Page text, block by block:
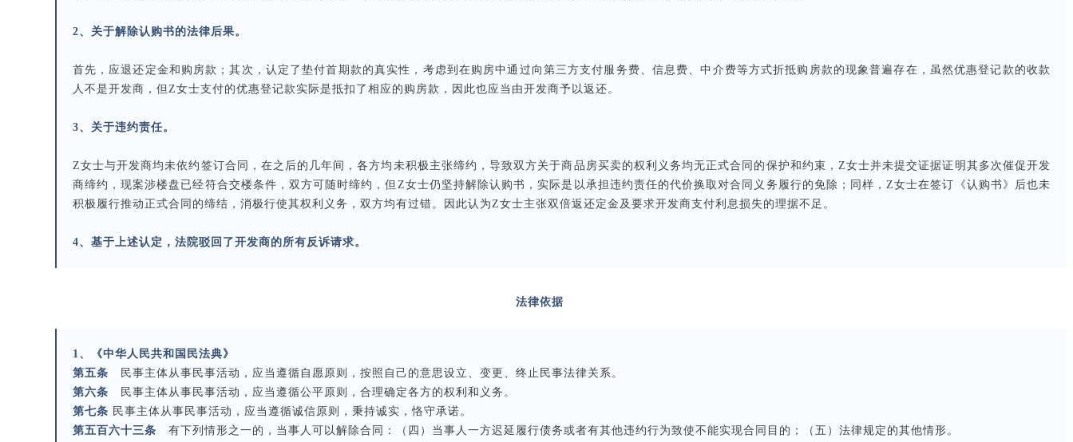
2、关于解除认购书的法律后果。
首先，应退还定金和购房款；其次，认定了垫付首期款的真实性，考虑到在购房中通过向第三方支付服务费、信息费、中介费等方式折抵购房款的现象普遍存在，虽然优惠登记款的收款
人不是开发商，但Z女士支付的优惠登记款实际是抵扣了相应的购房款，因此也应当由开发商予以返还。
3、关于违约责任。
Z女士与开发商均未依约签订合同，在之后的几年间，各方均未积极主张缔约，导致双方关于商品房买卖的权利义务均无正式合同的保护和约束，Z女士并未提交证据证明其多次催促开发
商缔约，现案涉楼盘已经符合交楼条件，双方可随时缔约，但Z女士仍坚持解除认购书，实际是以承担违约责任的代价换取对合同义务履行的免除；同样，Z女士在签订《认购书》后也未
积极履行推动正式合同的缔结，消极行使其权利义务，双方均有过错。因此认为Z女士主张双倍返还定金及要求开发商支付利息损失的理据不足。
4、基于上述认定，法院驳回了开发商的所有反诉请求。
法律依据
1、《中华人民共和国民法典》
第五条 民事主体从事民事活动，应当遵循自愿原则，按照自己的意思设立、变更、终止民事法律关系。
第六条 民事主体从事民事活动，应当遵循公平原则，合理确定各方的权利和义务。
第七条 民事主体从事民事活动，应当遵循诚信原则，秉持诚实，恪守承诺。
第五百六十三条 有下列情形之一的，当事人可以解除合同：（四）当事人一方迟延履行债务或者有其他违约行为致使不能实现合同目的；（五）法律规定的其他情形。